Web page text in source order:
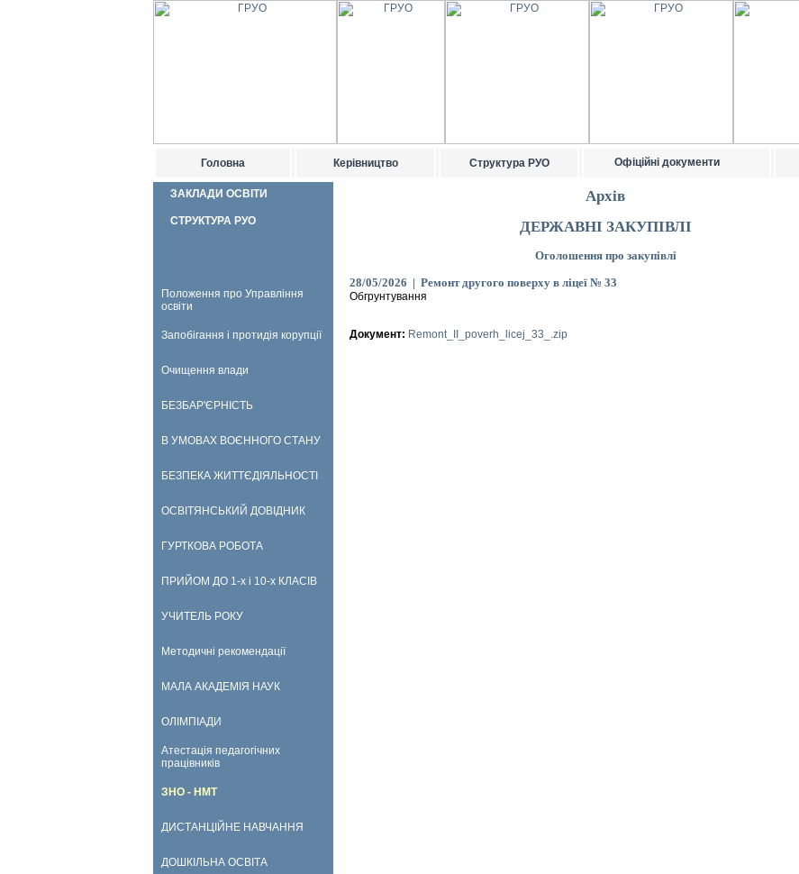
Головна Керівництво Структура РУО Офіційні документи
ЗАКЛАДИ ОСВІТИ
СТРУКТУРА РУО
Положення про Управління
освіти
Запобігання і протидія корупції
Очищення влади
БЕЗБАР'ЄРНІСТЬ
В УМОВАХ ВОЄННОГО СТАНУ
БЕЗПЕКА ЖИТТЄДІЯЛЬНОСТІ
ОСВІТЯНСЬКИЙ ДОВІДНИК
ГУРТКОВА РОБОТА
ПРИЙОМ ДО 1-х і 10-х КЛАСІВ
УЧИТЕЛЬ РОКУ
Методичні рекомендації
МАЛА АКАДЕМІЯ НАУК
ОЛІМПІАДИ
Атестація педагогічних
працівників
ЗНО - НМТ
ДИСТАНЦІЙНЕ НАВЧАННЯ
ДОШКІЛЬНА ОСВІТА
Архів
ДЕРЖАВНІ ЗАКУПІВЛІ
Оголошення про закупівлі
28/05/2026 | Ремонт другого поверху в ліцеї № 33
Обгрунтування
Документ: Remont_II_poverh_licej_33_.zip